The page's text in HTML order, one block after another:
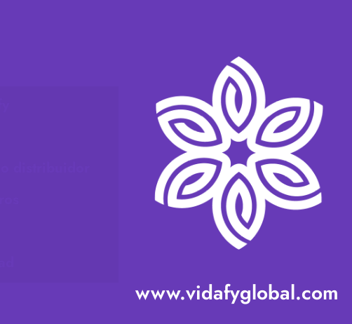
www.vidafyglobal.com